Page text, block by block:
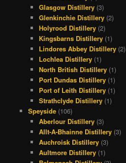
Glasgow Distillery (3)
Glenkinchie Distillery (2)
Holyrood Distillery (2)
Kingsbarns Distillery (1)
Lindores Abbey Distillery (2)
Lochlea Distillery (1)
North British Distillery (1)
Port Dundas Distillery (1)
Port of Leith Distillery (1)
Strathclyde Distillery (1)
Speyside(106)
Aberlour Distillery (3)
Allt-A-Bhainne Distillery (3)
Auchroisk Distillery (3)
Aultmore Distillery (1)